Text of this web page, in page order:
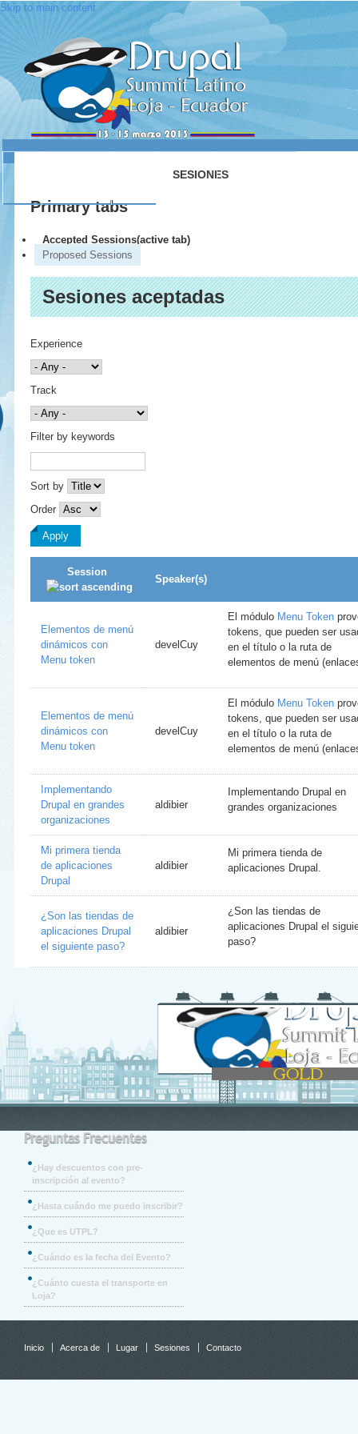
Skip to main content
SESIONES
Primary tabs
Accepted Sessions(active tab)
Proposed Sessions
Sesiones aceptadas
Experience
Track
Filter by keywords
Sort by
Order
Session
Speaker(s)
Elementos de menú
dinámicos con
Menu token
develCuy
El módulo Menu Token
tokens, que pueden ser
en el título o la ruta de
elementos de menú
Elementos de menú
dinámicos con
Menu token
develCuy
El módulo Menu Token
tokens, que pueden ser
en el título o la ruta de
elementos de menú
Implementando
Drupal en grandes
organizaciones
aldibier
Implementando Drupal en
grandes organizaciones
Mi primera tienda
de aplicaciones
Drupal
aldibier
Mi primera tienda de
aplicaciones Drupal.
¿Son las tiendas de
aplicaciones Drupal
el siguiente paso?
aldibier
¿Son las tiendas de
aplicaciones Drupal el
paso?
Preguntas Frecuentes
¿Hay descuentos con pre-
inscripción al evento?
¿Hasta cuándo me puedo inscribir?
¿Que es UTPL?
¿Cuándo es la fecha del Evento?
¿Cuánto cuesta el transporte en
Loja?
Inicio Acerca de Lugar Sesiones Contacto